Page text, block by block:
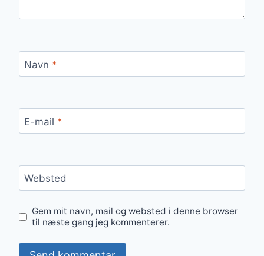
Navn *
E-mail *
Websted
Gem mit navn, mail og websted i denne browser
til næste gang jeg kommenterer.